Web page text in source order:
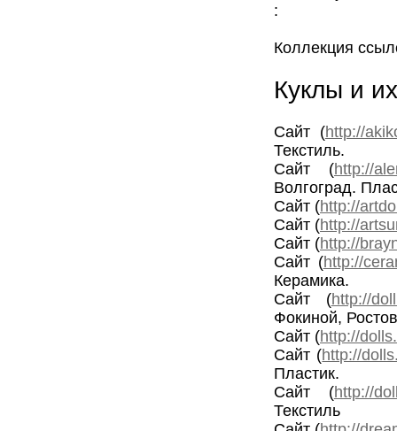
:
Коллекция
Куклы и
Сайт (http://
Текстиль.
Сайт (http://
Волгоград.
Сайт (http://
Сайт (http://
Сайт (http://
Сайт (http://
Керамика.
Сайт (http://
Фокиной,
Сайт (http://
Сайт (http://
Пластик.
Сайт (http://
Текстиль